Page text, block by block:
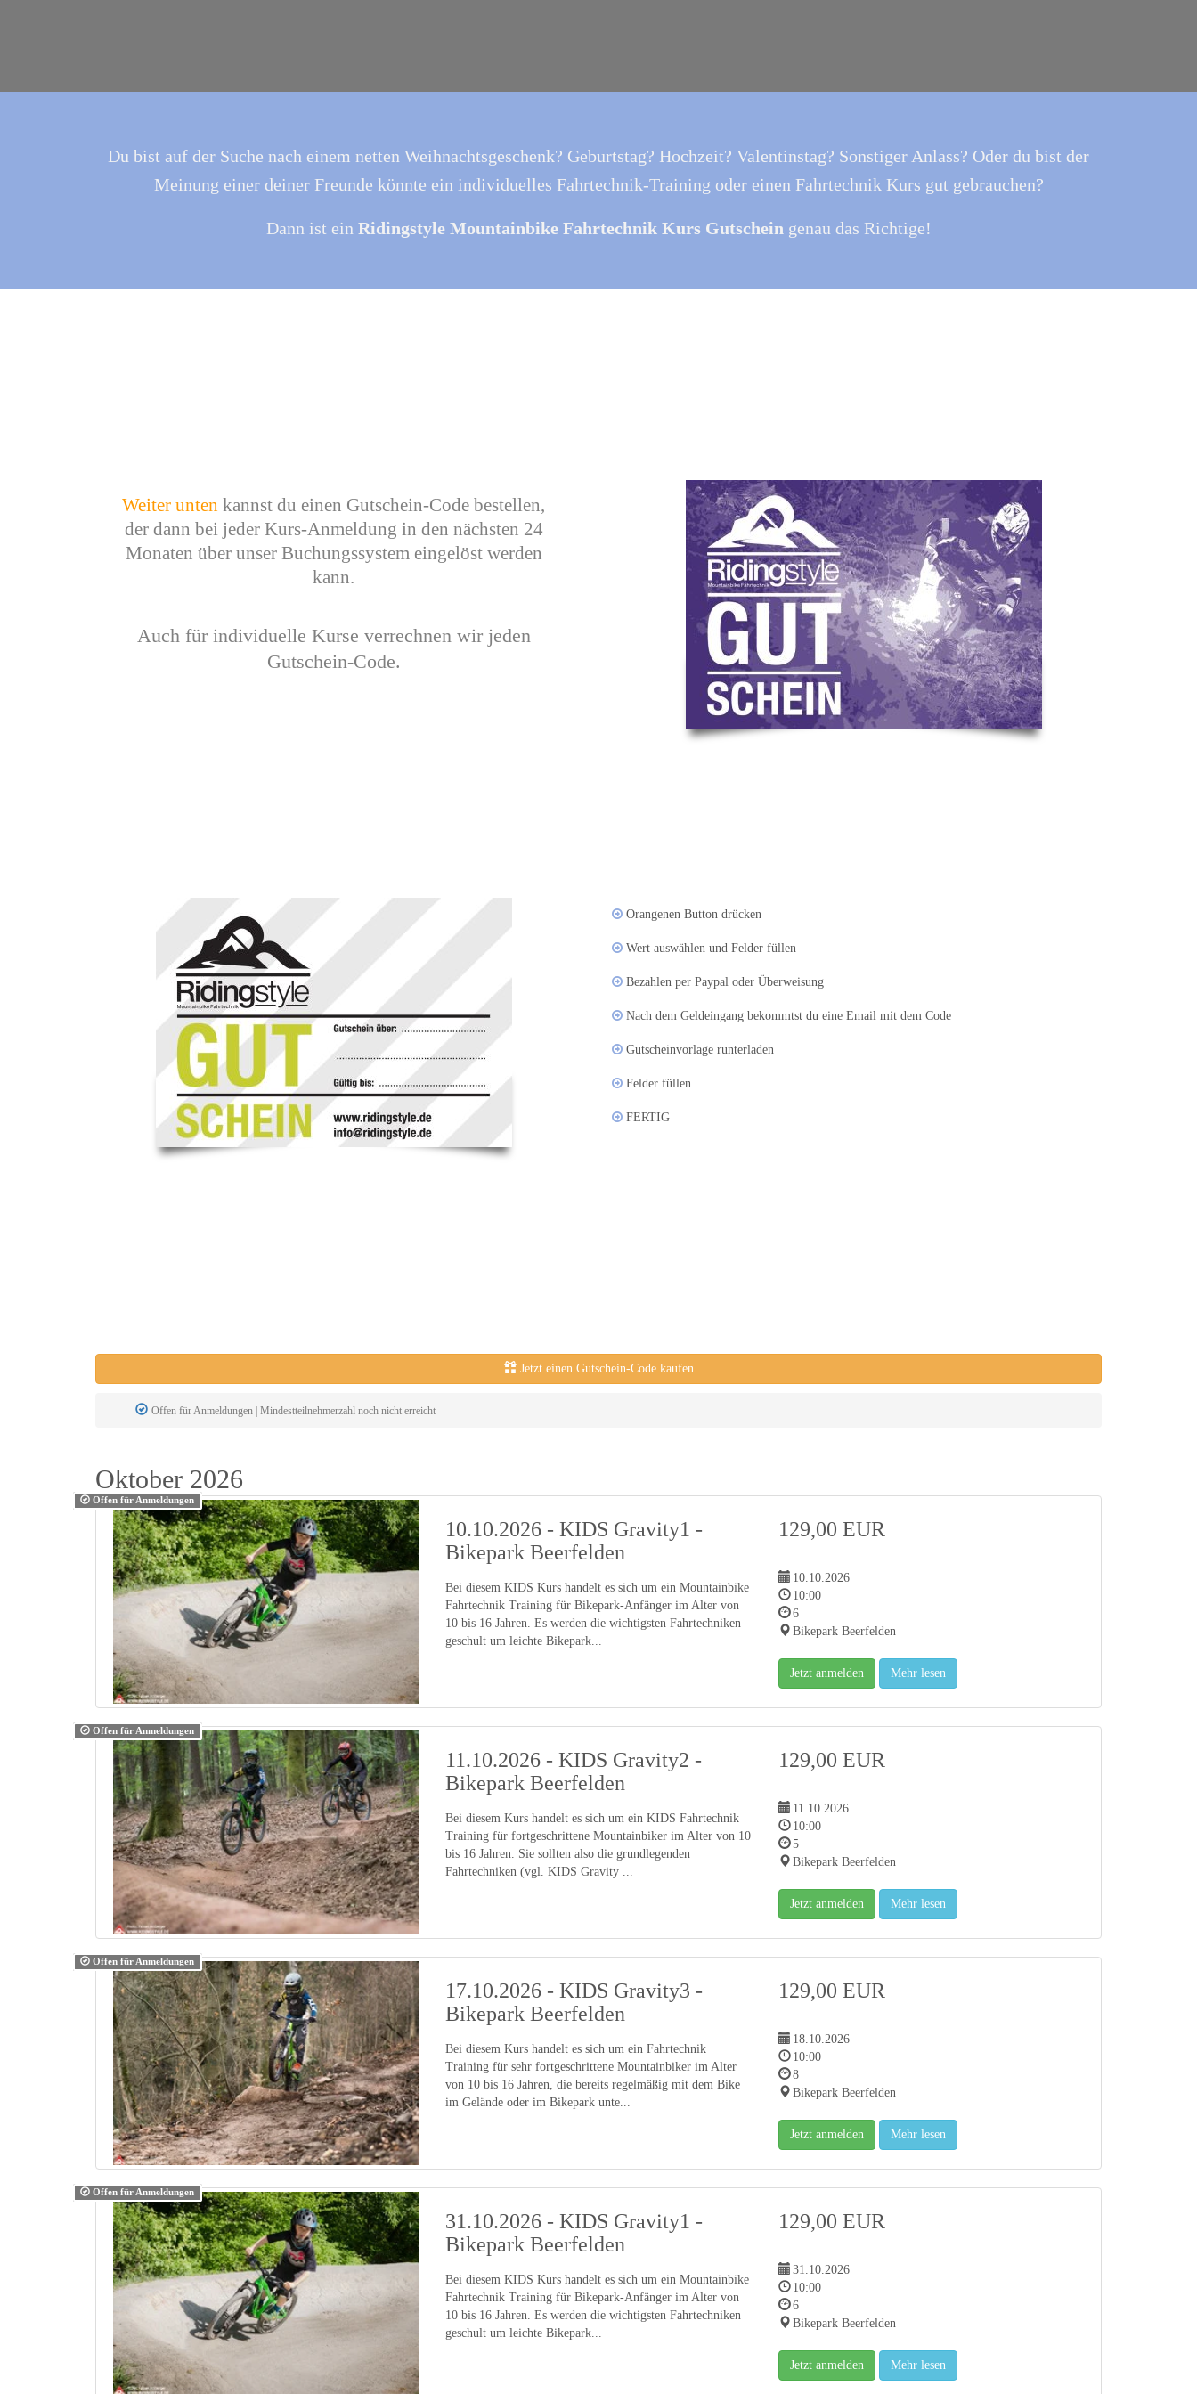
Du bist auf der Suche nach einem netten Weihnachtsgeschenk? Geburtstag? Hochzeit? Valentinstag? Sonstiger Anlass? Oder du bist der
Meinung einer deiner Freunde könnte ein individuelles Fahrtechnik-Training oder einen Fahrtechnik Kurs gut gebrauchen?
Dann ist ein Ridingstyle Mountainbike Fahrtechnik Kurs Gutschein genau das Richtige!
Weiter unten kannst du einen Gutschein-Code bestellen,
der dann bei jeder Kurs-Anmeldung in den nächsten 24
Monaten über unser Buchungssystem eingelöst werden
kann.
Auch für individuelle Kurse verrechnen wir jeden
Gutschein-Code.
Orangenen Button drücken
Wert auswählen und Felder füllen
Bezahlen per Paypal oder Überweisung
Nach dem Geldeingang bekommtst du eine Email mit dem Code
Gutscheinvorlage runterladen
Felder füllen
FERTIG
Jetzt einen Gutschein-Code kaufen
Offen für Anmeldungen | Mindestteilnehmerzahl noch nicht erreicht
Oktober 2026
10.10.2026 - KIDS Gravity1 -
Bikepark Beerfelden
Bei diesem KIDS Kurs handelt es sich um ein Mountainbike
Fahrtechnik Training für Bikepark-Anfänger im Alter von
10 bis 16 Jahren. Es werden die wichtigsten Fahrtechniken
geschult um leichte Bikepark...
Offen für Anmeldungen
129,00 EUR
10.10.2026
10:00
6
Bikepark Beerfelden
Jetzt anmelden Mehr lesen
11.10.2026 - KIDS Gravity2 -
Bikepark Beerfelden
Bei diesem Kurs handelt es sich um ein KIDS Fahrtechnik
Training für fortgeschrittene Mountainbiker im Alter von 10
bis 16 Jahren. Sie sollten also die grundlegenden
Fahrtechniken (vgl. KIDS Gravity ...
Offen für Anmeldungen
129,00 EUR
11.10.2026
10:00
5
Bikepark Beerfelden
Jetzt anmelden Mehr lesen
17.10.2026 - KIDS Gravity3 -
Bikepark Beerfelden
Bei diesem Kurs handelt es sich um ein Fahrtechnik
Training für sehr fortgeschrittene Mountainbiker im Alter
von 10 bis 16 Jahren, die bereits regelmäßig mit dem Bike
im Gelände oder im Bikepark unte...
Offen für Anmeldungen
129,00 EUR
18.10.2026
10:00
8
Bikepark Beerfelden
Jetzt anmelden Mehr lesen
31.10.2026 - KIDS Gravity1 -
Bikepark Beerfelden
Bei diesem KIDS Kurs handelt es sich um ein Mountainbike
Fahrtechnik Training für Bikepark-Anfänger im Alter von
10 bis 16 Jahren. Es werden die wichtigsten Fahrtechniken
geschult um leichte Bikepark...
Offen für Anmeldungen
129,00 EUR
31.10.2026
10:00
6
Bikepark Beerfelden
Jetzt anmelden Mehr lesen